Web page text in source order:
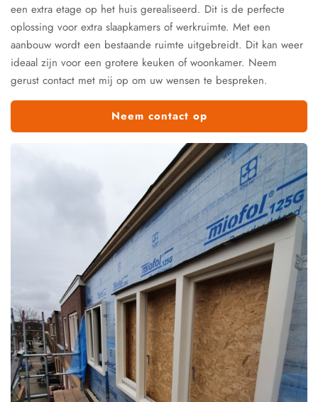
een extra etage op het huis gerealiseerd. Dit is de perfecte
oplossing voor extra slaapkamers of werkruimte. Met een
aanbouw wordt een bestaande ruimte uitgebreidt. Dit kan weer
ideaal zijn voor een grotere keuken of woonkamer. Neem
gerust contact met mij op om uw wensen te bespreken.
Neem contact op